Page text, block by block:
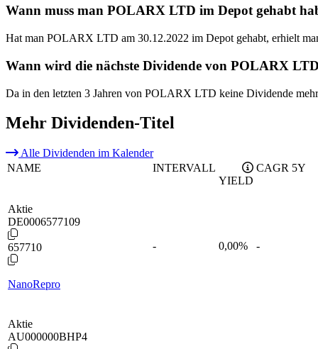
Wann muss man POLARX LTD im Depot gehabt
Hat man POLARX LTD am 30.12.2022 im Depot gehabt, erhielt
Wann wird die nächste Dividende von POLARX
Da in den letzten 3 Jahren von POLARX LTD keine Dividende
Mehr Dividenden-Titel
Alle Dividenden im Kalender
NAME
INTERVALL
YIELD
CAGR 5Y
Aktie
DE0006577109
657710
NanoRepro
- 0,00% -
Aktie
AU000000BHP4